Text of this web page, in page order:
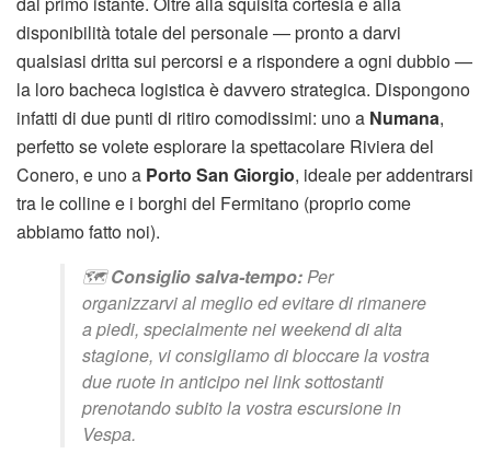
disponibilità totale del personale — pronto a darvi
qualsiasi dritta sui percorsi e a rispondere a ogni dubbio —
la loro bacheca logistica è davvero strategica. Dispongono
infatti di due punti di ritiro comodissimi: uno a Numana,
perfetto se volete esplorare la spettacolare Riviera del
Conero, e uno a Porto San Giorgio, ideale per addentrarsi
tra le colline e i borghi del Fermitano (proprio come
abbiamo fatto noi).
🗺️Consiglio salva-tempo:Per
organizzarvi al meglio ed evitare di rimanere
a piedi, specialmente nei weekend di alta
stagione, vi consigliamo di bloccare la vostra
due ruote in anticipo nei link sottostanti
prenotando subito la vostra escursione in
Vespa.